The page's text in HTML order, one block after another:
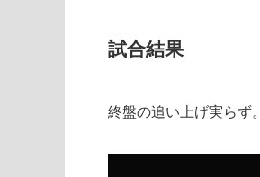
試合結果
終盤の追い上げ実らず。